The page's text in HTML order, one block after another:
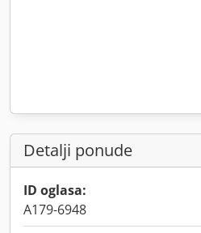
Detalji ponude
ID oglasa:
A179-6948